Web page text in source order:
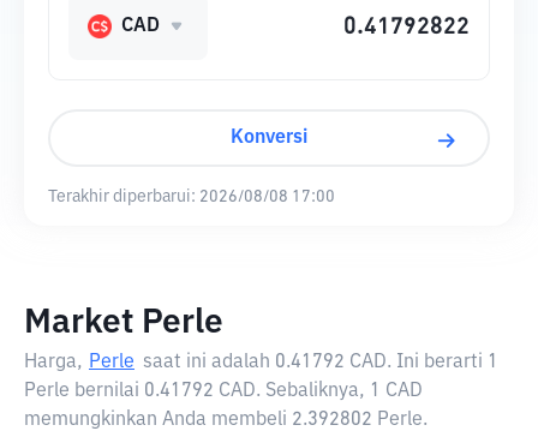
CAD
Konversi
Terakhir diperbarui: 2026/08/08 17:00
Market Perle
Harga, Perle saat ini adalah 0.41792 CAD. Ini berarti 1
Perle bernilai 0.41792 CAD. Sebaliknya, 1 CAD
memungkinkan Anda membeli 2.392802 Perle.